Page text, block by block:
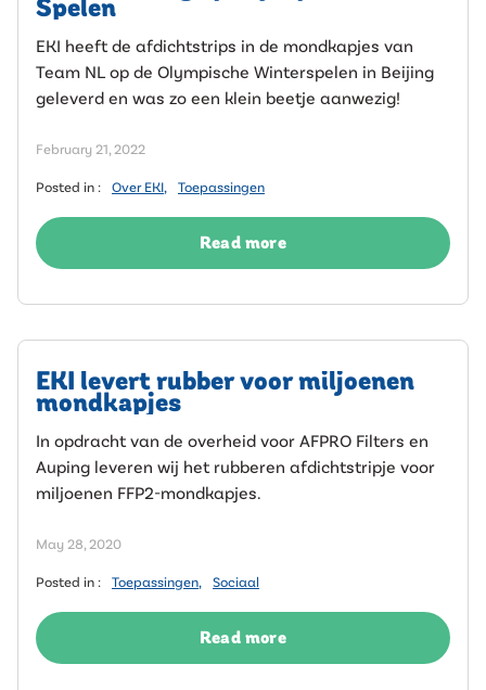
Spelen
EKI heeft de afdichtstrips in de mondkapjes van
Team NL op de Olympische Winterspelen in Beijing
geleverd en was zo een klein beetje aanwezig!
February 21, 2022
Posted in : Over EKI, Toepassingen
Read more
EKI levert rubber voor miljoenen
mondkapjes
In opdracht van de overheid voor AFPRO Filters en
Auping leveren wij het rubberen afdichtstripje voor
miljoenen FFP2-mondkapjes.
May 28, 2020
Posted in : Toepassingen, Sociaal
Read more